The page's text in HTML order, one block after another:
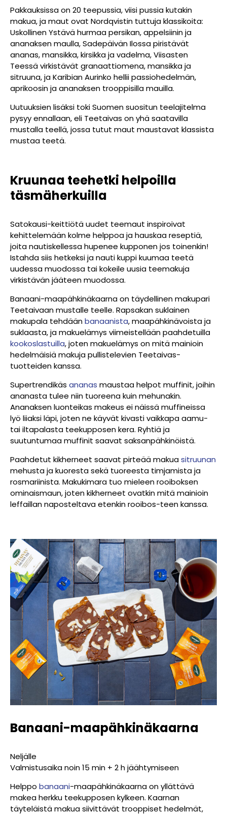
Pakkauksissa on 20 teepussia, viisi pussia kutakin
makua, ja maut ovat Nordqvistin tuttuja klassikoita:
Uskollinen Ystävä hurmaa persikan, appelsiinin ja
ananaksen maulla, Sadepäivän Ilossa piristävät
ananas, mansikka, kirsikka ja vadelma, Viisasten
Teessä virkistävät granaattiomena, mansikka ja
sitruuna, ja Karibian Aurinko hellii passiohedelmän,
aprikoosin ja ananaksen trooppisilla mauilla.
Uutuuksien lisäksi toki Suomen suositun teelajitelma
pysyy ennallaan, eli Teetaivas on yhä saatavilla
mustalla teellä, jossa tutut maut maustavat klassista
mustaa teetä.
Kruunaa teehetki helpoilla
täsmäherkuilla
Satokausi-keittiötä uudet teemaut inspiroivat
kehittelemään kolme helppoa ja hauskaa reseptiä,
joita nautiskellessa hupenee kupponen jos toinenkin!
Istahda siis hetkeksi ja nauti kuppi kuumaa teetä
uudessa muodossa tai kokeile uusia teemakuja
virkistävän jääteen muodossa.
Banaani-maapähkinäkaarna on täydellinen makupari
Teetaivaan mustalle teelle. Rapsakan suklainen
makupala tehdäänbanaanista, maapähkinävoista ja
suklaasta, ja makuelämys viimeistellään paahdetuilla
kookoslastuilla, joten makuelämys on mitä mainioin
hedelmäisiä makuja pullistelevien Teetaivas-
tuotteiden kanssa.
Supertrendikäs ananas maustaa helpot muffinit, joihin
ananasta tulee niin tuoreena kuin mehunakin.
Ananaksen luonteikas makeus ei näissä muffineissa
lyö liiaksi läpi, joten ne käyvät kivasti vaikkapa aamu-
tai iltapalasta teekupposen kera. Ryhtiä ja
suutuntumaa muffinit saavat saksanpähkinöistä.
Paahdetut kikherneet saavat pirteää makuasitruunan
mehusta ja kuoresta sekä tuoreesta timjamista ja
rosmariinista. Makukimara tuo mieleen rooiboksen
ominaismaun, joten kikherneet ovatkin mitä mainioin
leffaillan naposteltava etenkin rooibos-teen kanssa.
Banaani-maapähkinäkaarna
Neljälle
Valmistusaika noin 15 min + 2 h jäähtymiseen
Helppo banaani-maapähkinäkaarna on yllättävä
makea herkku teekupposen kylkeen. Kaarnan
täyteläistä makua siivittävät trooppiset hedelmät,